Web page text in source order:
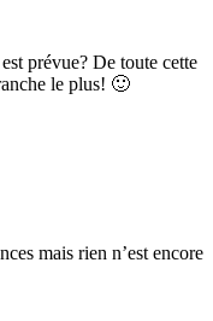
prévue? De toute cette
le plus! 🙂
mais rien n’est encore